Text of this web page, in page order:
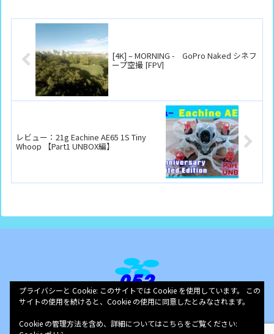
に飛行させることができます。
今回はU199でありながら、パワ
フルで...
[4K] – MORNING - GoPro Naked シネフ
ープ空撮 [FPV]
レビュー：21g Eachine AE65 1S Tiny
Whoop 【Part1 UNBOX編】
このブログってなに？|お問い合わせ｜プライバシーポリシー
プライバシーと Cookie: このサイトでは Cookie を使用しています。 この
サイトの使用を続けると、Cookie の使用に同意したとみなされます。
Cookie の管理方法を含め、詳細についてはこちらをご覧ください: